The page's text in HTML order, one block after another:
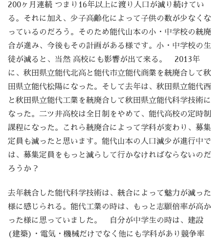
200ヶ月連続 つまり16年以上に渡り人口が減り続けてい
る。それに加え、少子高齢化によって子供の数が少なくな
っているのだろう。そのため能代山本の小・中学校の統廃
合が進み、今後もその計画がある様です。小・中学校の生
徒が減ると、当然 高校にも影響が出て来る。 2013年
に、秋田県立能代北高と能代市立能代商業を統廃合して秋
田県立能代松陽になった。そして去年は、秋田県立能代西
と秋田県立能代工業を統廃合して秋田県立能代科学技術に
なった。二ツ井高校は全日制をやめて、能代高校の定時制
課程になった。これら統廃合によって学科が変わり、募集
定員も減ったと思います。能代山本の人口減少が進行中で
は、募集定員をもっと減らして行かなければならないのだ
ろうか？
去年統合した能代科学技術は、統合によって魅力が減った
様に感じられる。能代工業の時は、もっと志願倍率が高か
った様に思っていました。 自分が中学生の時は、建設
(建築)・電気・機械だけでなく他にも学科があり競争率